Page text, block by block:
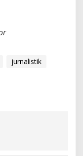
jurnalistik